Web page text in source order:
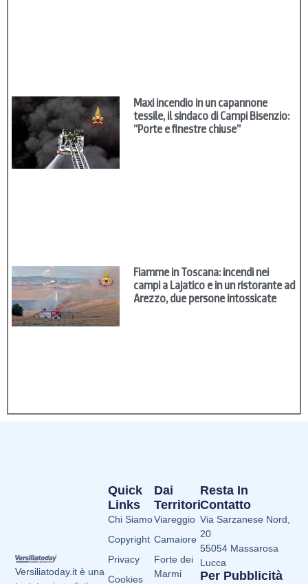
Maxi incendio in un capannone
tessile, il sindaco di Campi Bisenzio:
“Porte e finestre chiuse”
Fiamme in Toscana: incendi nei
campi a Lajatico e in un ristorante ad
Arezzo, due persone intossicate
Versiliatoday.it è una
Dai
Territori
Viareggio
Camaiore
Forte dei
Marmi
Quick
Links
Chi Siamo
Copyright
Privacy
Cookies
Resta In
Contatto
Via Sarzanese Nord,
20
55054 Massarosa
Lucca
Per Pubblicità